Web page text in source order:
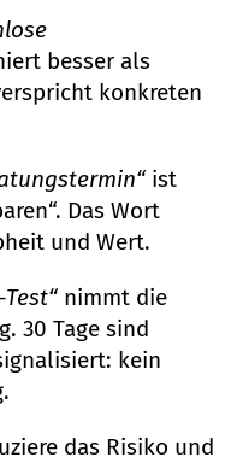
besser als
konkreten
ist
Das Wort
und Wert.
nimmt die
30 Tage sind
kein
das Risiko und